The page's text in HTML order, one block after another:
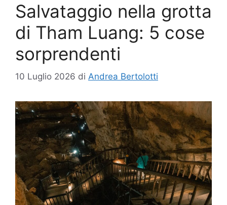
Salvataggio nella grotta
di Tham Luang: 5 cose
sorprendenti
10 Luglio 2026 di Andrea Bertolotti